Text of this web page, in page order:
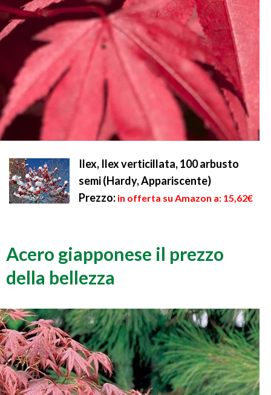
Ilex, Ilex verticillata, 100 arbusto
semi (Hardy, Appariscente)
Prezzo: in offerta su Amazon a: 15,62€
Acero giapponese il prezzo
della bellezza